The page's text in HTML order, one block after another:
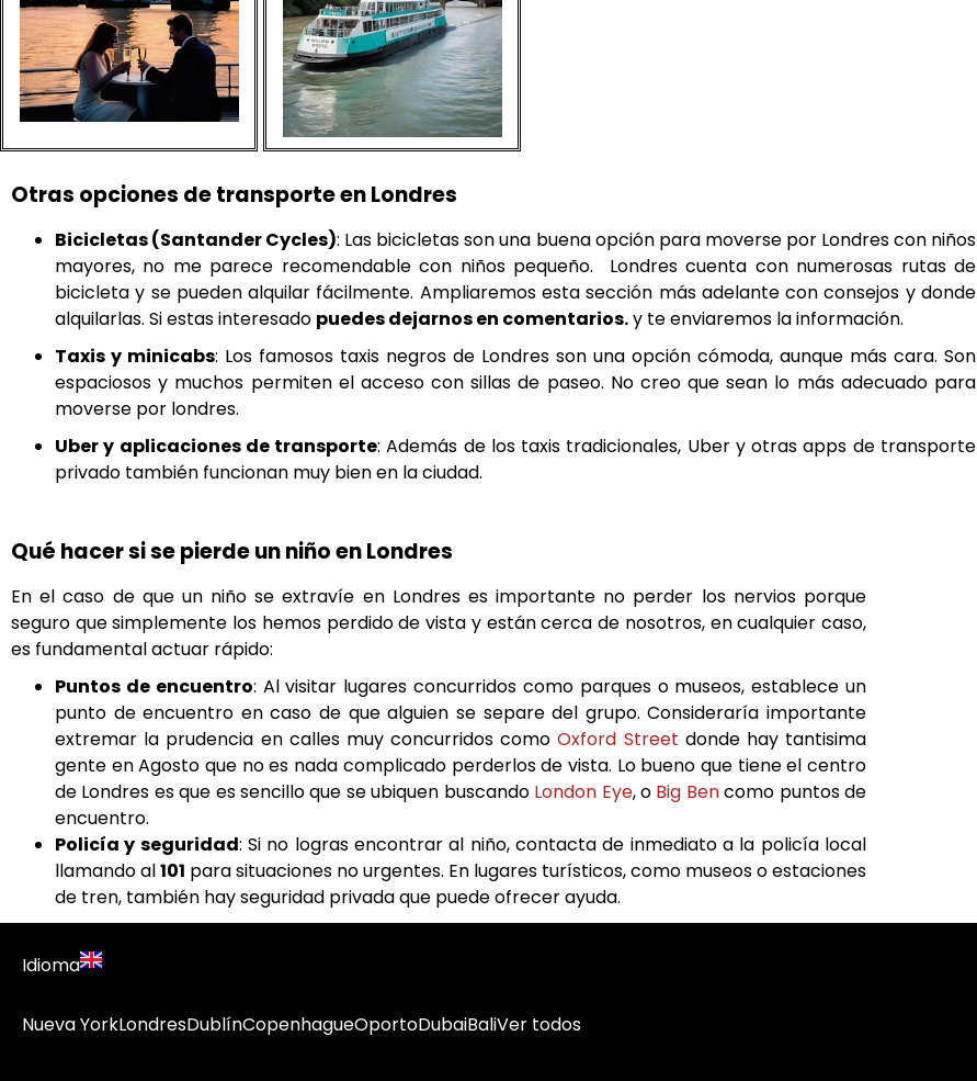
Otras opciones de transporte en Londres
Bicicletas (Santander Cycles): Las bicicletas son una buena opción para moverse por Londres con niños
mayores, no me parece recomendable con niños pequeño. Londres cuenta con numerosas rutas de
bicicleta y se pueden alquilar fácilmente. Ampliaremos esta sección más adelante con consejos y donde
alquilarlas. Si estas interesado puedes dejarnos en comentarios.y te enviaremos la información.
Taxis y minicabs: Los famosos taxis negros de Londres son una opción cómoda, aunque más cara. Son
espaciosos y muchos permiten el acceso con sillas de paseo. No creo que sean lo más adecuado para
moverse por londres.
Uber y aplicaciones de transporte: Además de los taxis tradicionales, Uber y otras apps de transporte
privado también funcionan muy bien en la ciudad.
Qué hacer si se pierde un niño en Londres
En el caso de que un niño se extravíe en Londres es importante no perder los nervios porque
seguro que simplemente los hemos perdido de vista y están cerca de nosotros, en cualquier caso,
es fundamental actuar rápido:
Puntos de encuentro: Al visitar lugares concurridos como parques o museos, establece un
punto de encuentro en caso de que alguien se separe del grupo. Consideraría importante
extremar la prudencia en calles muy concurridos comoOxford Street donde hay tantisima
gente en Agosto que no es nada complicado perderlos de vista. Lo bueno que tiene el centro
de Londres es que es sencillo que se ubiquen buscando London Eye, o Big Bencomo puntos de
encuentro.
Policía y seguridad: Si no logras encontrar al niño, contacta de inmediato a la policía local
llamando al101 para situaciones no urgentes. En lugares turísticos, como museos o estaciones
de tren, también hay seguridad privada que puede ofrecer ayuda.
Idioma
Nueva YorkLondresDublínCopenhagueOportoDubaiBaliVer todos